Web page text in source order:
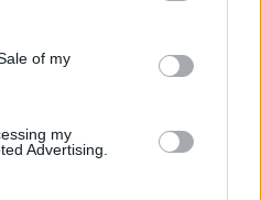
and its third-party tags to
purposes in below Google
of my
my
Advertising.
egy-egy X-Prix-n, de nem
Igyekszem minél többféle
az Extreme E pont illik a
mögül is nagyon élvezetes,
amikor a hétvégén